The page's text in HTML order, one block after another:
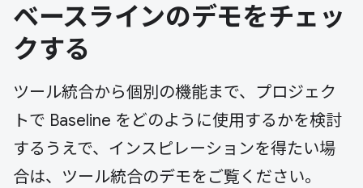
ベースラインのデモをチェッ
クする
ツール統合から個別の機能まで、プロジェク
トで Baseline をどのように使用するかを検討
するうえで、インスピレーションを得たい場
合は、ツール統合のデモをご覧ください。